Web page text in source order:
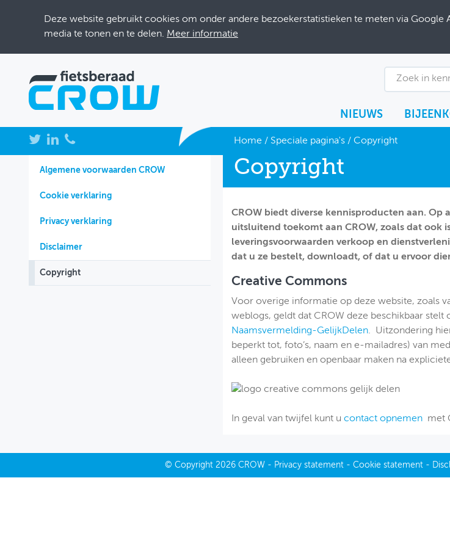
Deze website gebruikt cookies om onder andere bezoekerstatistieken te meten via Google
media te tonen en te delen. Meer informatie
Zoek in
NIEUWS
NIEUWS
BIJEENKOMSTEN
KENNISBANK
ADRESSENBOEK
OVER FIETSBERAAD
THEMASITES
Home / Speciale pagina's/ Copyright
Algemene voorwaarden CROW
Cookie verklaring
Privacy verklaring
Disclaimer
Copyright
Copyright
CROW biedt diverse kennisproducten aan.
uitsluitend toekomt aan CROW, zoals dat ook
leveringsvoorwaarden verkoop en
dat u ze bestelt, downloadt, of dat u ervoor
Creative Commons
Voor overige informatie op deze website, zoals
weblogs, geldt dat CROW deze beschikbaar stelt
Naamsvermelding-GelijkDelen. Uitzondering
beperkt tot, foto’s, naam en e-mailadres) van
alleen gebruiken en openbaar maken na
In geval van twijfel kunt u contact opnemenmet
© Copyright2026 CROW - Privacy statement- Cookie statement-